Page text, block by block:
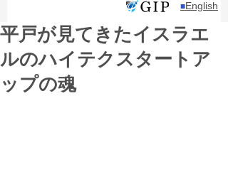
​■English
平戸が見てきたイスラエ
ルのハイテクスタートア
ップの魂